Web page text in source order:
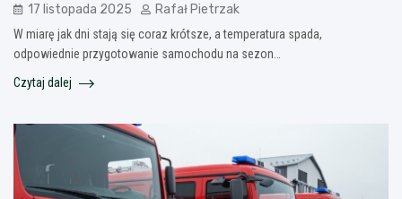
17 listopada 2025 Rafał Pietrzak
W miarę jak dni stają się coraz krótsze, a temperatura spada,
odpowiednie przygotowanie samochodu na sezon…
Czytaj dalej